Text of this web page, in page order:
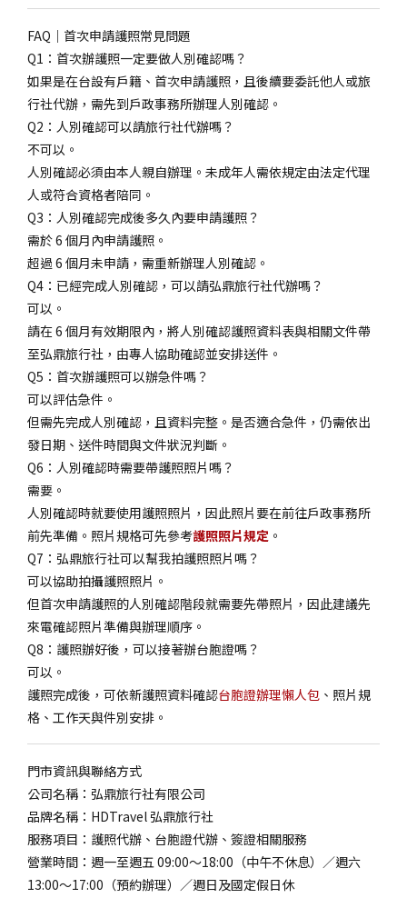
FAQ｜首次申請護照常見問題
Q1：首次辦護照一定要做人別確認嗎？
如果是在台設有戶籍、首次申請護照，且後續要委託他人或旅
行社代辦，需先到戶政事務所辦理人別確認。
Q2：人別確認可以請旅行社代辦嗎？
不可以。
人別確認必須由本人親自辦理。未成年人需依規定由法定代理
人或符合資格者陪同。
Q3：人別確認完成後多久內要申請護照？
需於 6 個月內申請護照。
超過 6 個月未申請，需重新辦理人別確認。
Q4：已經完成人別確認，可以請弘鼎旅行社代辦嗎？
可以。
請在 6 個月有效期限內，將人別確認護照資料表與相關文件帶
至弘鼎旅行社，由專人協助確認並安排送件。
Q5：首次辦護照可以辦急件嗎？
可以評估急件。
但需先完成人別確認，且資料完整。是否適合急件，仍需依出
發日期、送件時間與文件狀況判斷。
Q6：人別確認時需要帶護照照片嗎？
需要。
人別確認時就要使用護照照片，因此照片要在前往戶政事務所
前先準備。照片規格可先參考護照照片規定 。
Q7：弘鼎旅行社可以幫我拍護照照片嗎？
可以協助拍攝護照照片。
但首次申請護照的人別確認階段就需要先帶照片，因此建議先
來電確認照片準備與辦理順序。
Q8：護照辦好後，可以接著辦台胞證嗎？
可以。
護照完成後，可依新護照資料確認台胞證辦理懶人包 、照片規
格、工作天與件別安排。
門市資訊與聯絡方式
公司名稱：弘鼎旅行社有限公司
品牌名稱：HDTravel 弘鼎旅行社
服務項目：護照代辦、台胞證代辦、簽證相關服務
營業時間：週一至週五 09:00～18:00（中午不休息）／週六
13:00～17:00（預約辦理）／週日及國定假日休